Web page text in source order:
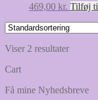
469,00 kr. Tilføj
Viser 2 resultater
Cart
Få mine Nyhedsbreve